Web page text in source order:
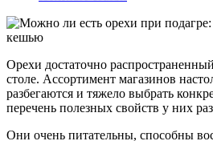
Орехи достаточно
столе. Ассортимент магазинов
разбегаются и тяжело выбрать
перечень полезных свойств у них
Они очень питательны, способны